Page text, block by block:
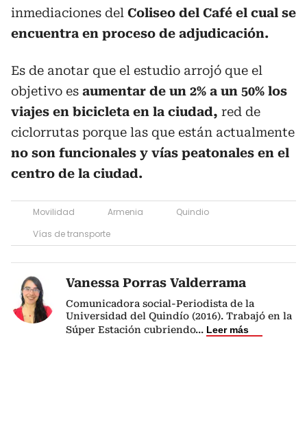
inmediaciones del Coliseo del Café el cual se
encuentra en proceso de adjudicación.
Es de anotar que el estudio arrojó que el
objetivo es aumentar de un 2% a un 50% los
viajes en bicicleta en la ciudad, red de
ciclorrutas porque las que están actualmente
no son funcionales y vías peatonales en el
centro de la ciudad.
Movilidad Armenia
Quindio
Vías de transporte
Vanessa Porras Valderrama
Comunicadora social-Periodista de la
Universidad del Quindío (2016). Trabajó en la
Súper Estación cubriendo... Leer más